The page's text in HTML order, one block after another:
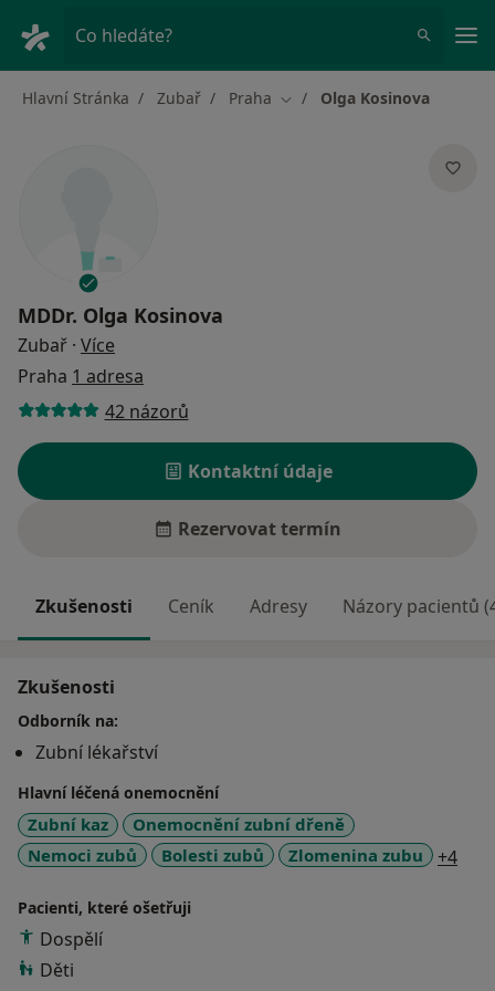
Co hledáte?
Hlavní Stránka Zubař Praha Změna města
Olga Kosinova
MDDr. Olga Kosinova
Zubař · Více
Praha 1 adresa
42 názorů
Kontaktní údaje
Rezervovat termín
Zkušenosti Ceník Adresy Názory pacientů
Zkušenosti
Odborník na:
Zubní lékařství
Hlavní léčená onemocnění
Zubní kaz
Onemocnění zubní dřeně
Nemoci zubů
Bolesti zubů Zlomenina zubu +4
Pacienti, které ošetřuji
Dospělí
Děti